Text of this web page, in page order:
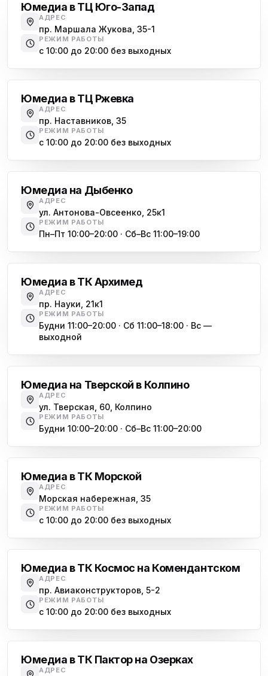
Юмедиа на Наставников
пр. Наставников 35
ю
Юмедиа в ТК Юго-Запад
пр. Маршала Жукова, 35-1
Юмедиа на Космонавтов
ю ул. Белы Куна, 24к1
ю
Юмедиа в Купчино
ул. Будапештская, 87-3
Юмедиа Сервис в Колпино
ю
Юмедиа во Всеволожске
пр. Христиновский 28, Всеволожск
Юмедиа в ТЦ Юго-Запад
АДРЕС
пр. Маршала Жукова, 35-1
РЕЖИМ РАБОТЫ
с 10:00 до 20:00 без выходных
Юмедиа в ТЦ Ржевка
АДРЕС
пр. Наставников, 35
РЕЖИМ РАБОТЫ
с 10:00 до 20:00 без выходных
Юмедиа на Дыбенко
АДРЕС
ул. Антонова-Овсеенко, 25к1
РЕЖИМ РАБОТЫ
Пн–Пт 10:00–20:00 · Сб–Вс 11:00–19:00
Юмедиа в ТК Архимед
АДРЕС
пр. Науки, 21к1
РЕЖИМ РАБОТЫ
Будни 11:00–20:00 · Сб 11:00–18:00 · Вс —
выходной
Юмедиа на Тверской в Колпино
АДРЕС
ул. Тверская, 60, Колпино
РЕЖИМ РАБОТЫ
Будни 10:00–20:00 · Сб–Вс 11:00–20:00
Юмедиа в ТК Морской
АДРЕС
Морская набережная, 35
РЕЖИМ РАБОТЫ
с 10:00 до 20:00 без выходных
Юмедиа в ТК Космос на Комендантском
АДРЕС
пр. Авиаконструкторов, 5-2
РЕЖИМ РАБОТЫ
с 10:00 до 20:00 без выходных
Юмедиа в ТК Пактор на Озерках
АДРЕС